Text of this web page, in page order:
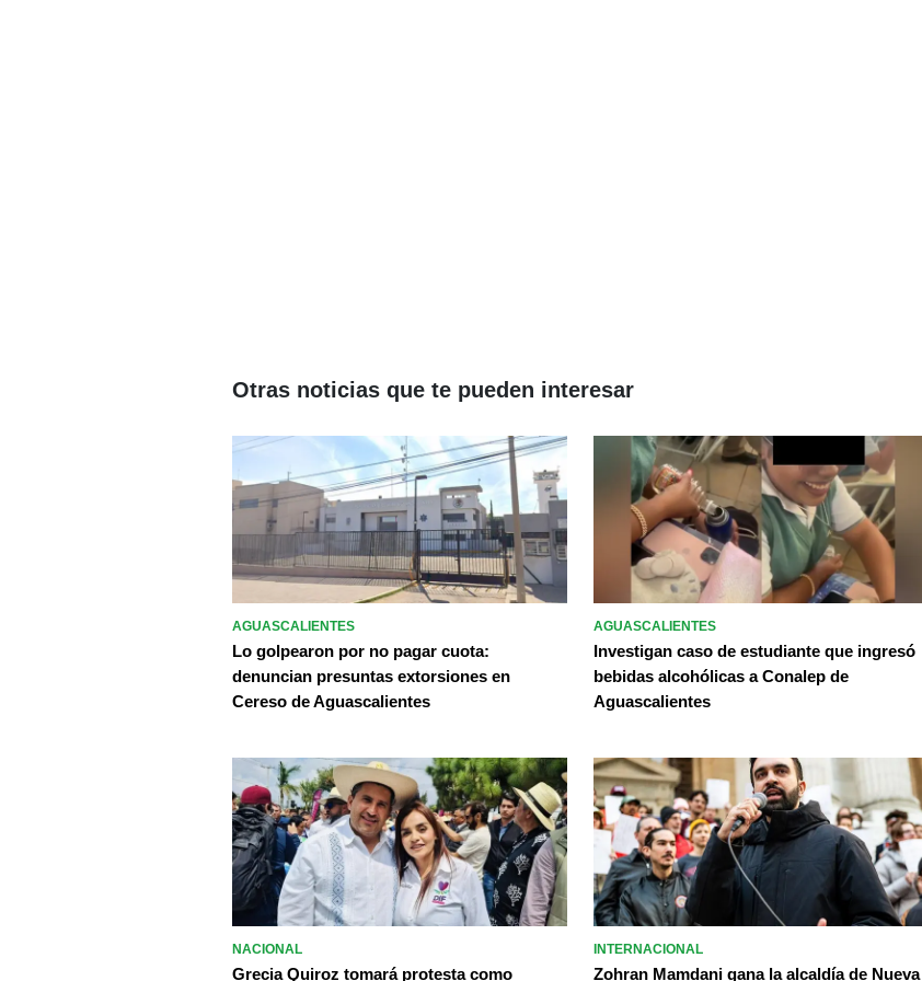
Otras noticias que te pueden interesar
AGUASCALIENTES
Lo golpearon por no pagar cuota:
denuncian presuntas extorsiones en
Cereso de Aguascalientes
AGUASCALIENTES
Investigan caso de estudiante que ingresó
bebidas alcohólicas a Conalep de
Aguascalientes
NACIONAL
Grecia Quiroz tomará protesta como
INTERNACIONAL
Zohran Mamdani gana la alcaldía de Nueva